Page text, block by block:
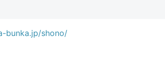
bunka.jp/shono/